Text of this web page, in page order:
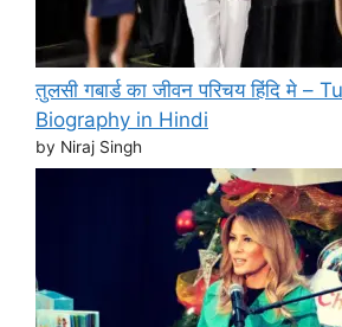
तुलसी गबार्ड का जीवन परिचय हिंदि मे –
Biography in Hindi
by Niraj Singh